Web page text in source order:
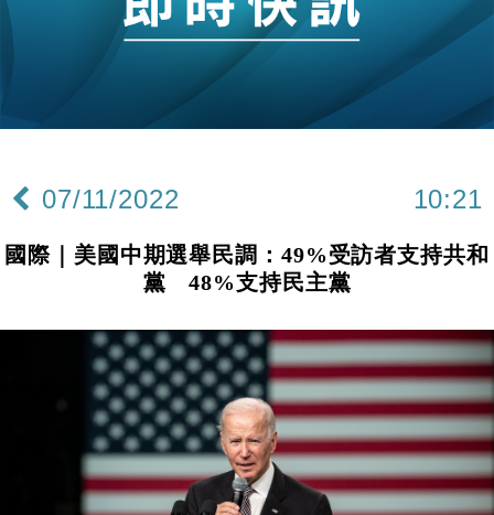
勞工一年
12:11
中國｜強颱風「白海豚」殘渦北上 上海取消逾900班
財經｜華僑銀行上半年淨利創新高 中期息增15%至
16:47
本地｜假冒內地執法人員要求交「保證金」 43歲女子
16:05
財經｜日經失守6.5萬點後回穩 全周仍升近2%
科技｜iPhone 18 Pro成本或升4成 蘋果或犧牲毛利穩
定新機售價
本地｜香港迪拜下月10日合辦氣候金融會議
財經｜大摩削老鋪黃金目標價至505元 惟維持「增
持」評級
07/11/2022 10:21
國際｜美國中期選舉民調：49%受訪者支持共和
黨 48%支持民主黨